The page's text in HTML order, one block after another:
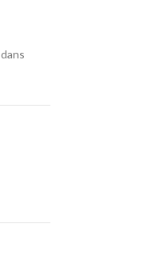
dans